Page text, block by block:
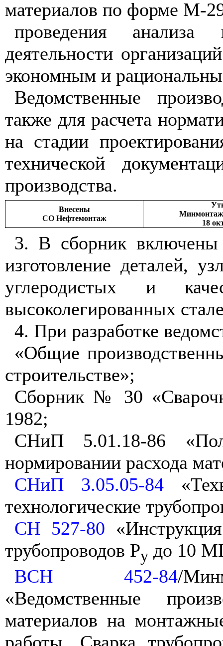
материалов по форме М-
проведения анализа
деятельности
экономным и
Ведомственные
также для расчета
на стадии
технической
производства.
Внесены
СО Нефтемонтаж
18
3. В сборник включены
изготовление деталей,
углеродистых и
высоколегированных
4. При разработке
«Общие
строительстве»;
Сборник № 30
1982;
СНиП 5.01.18-86
нормировании расхода
СНиП 3.05.05-84
технологические
СН 527-80
трубопроводов Ру до 10
ВСН 452-84/
«Ведомственные
материалов на